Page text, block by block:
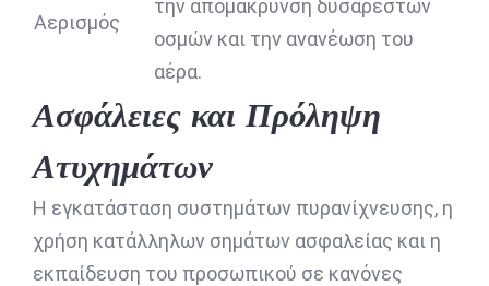
Αερισμός
την απομάκρυνση δυσάρεστων
οσμών και την ανανέωση του
αέρα.
Ασφάλειες και Πρόληψη
Ατυχημάτων
Η εγκατάσταση συστημάτων πυρανίχνευσης, η
χρήση κατάλληλων σημάτων ασφαλείας και η
εκπαίδευση του προσωπικού σε κανόνες